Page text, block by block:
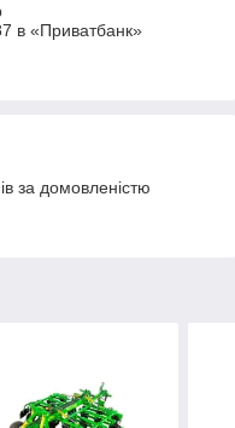
в «Приватбанк»
за домовленістю